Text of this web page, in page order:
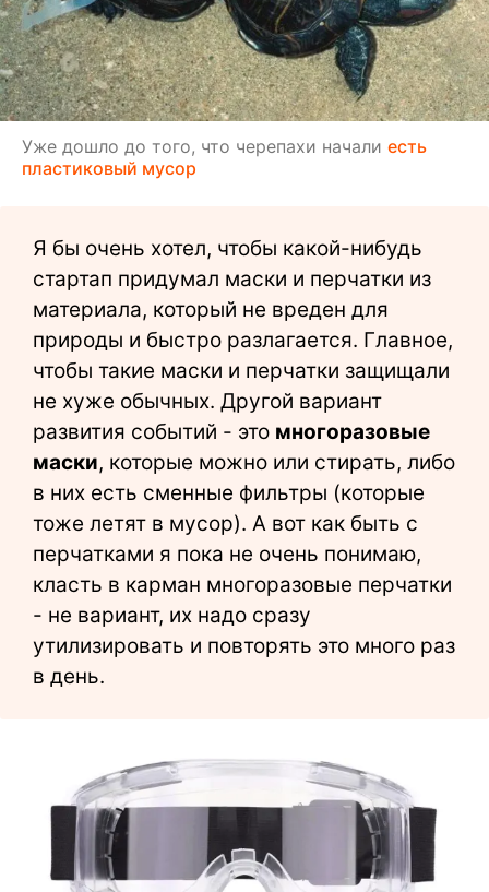
Уже дошло до того, что черепахи начали есть
пластиковый мусор
Я бы очень хотел, чтобы какой-нибудь
стартап придумал маски и перчатки из
материала, который не вреден для
природы и быстро разлагается. Главное,
чтобы такие маски и перчатки защищали
не хуже обычных. Другой вариант
развития событий - это многоразовые
маски, которые можно или стирать, либо
в них есть сменные фильтры (которые
тоже летят в мусор). А вот как быть с
перчатками я пока не очень понимаю,
класть в карман многоразовые перчатки
- не вариант, их надо сразу
утилизировать и повторять это много раз
в день.